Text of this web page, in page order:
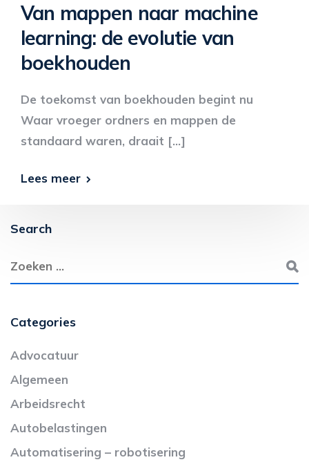
Van mappen naar machine
learning: de evolutie van
boekhouden
De toekomst van boekhouden begint nu
Waar vroeger ordners en mappen de
standaard waren, draait […]
Lees meer
Search
Categories
Advocatuur
Algemeen
Arbeidsrecht
Autobelastingen
Automatisering – robotisering